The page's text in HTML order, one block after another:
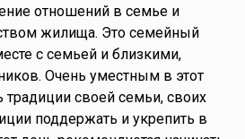
отношений в семье и
жилища. Это семейный
с семьей и близкими,
Очень уместным в этот
традиции своей семьи, своих
поддержать и укрепить в